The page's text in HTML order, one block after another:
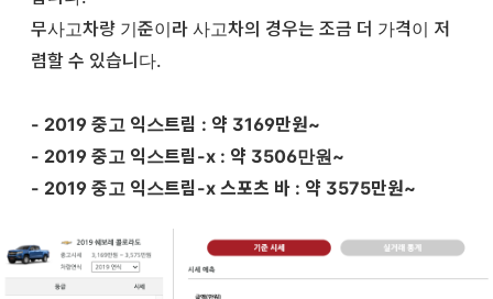
무사고차량 기준이라 사고차의 경우는 조금 더 가격이 저
렴할 수 있습니다.
- 2019 중고 익스트림 : 약 3169만원~
- 2019 중고 익스트림-x : 약 3506만원~
- 2019 중고 익스트림-x 스포츠 바 : 약 3575만원~